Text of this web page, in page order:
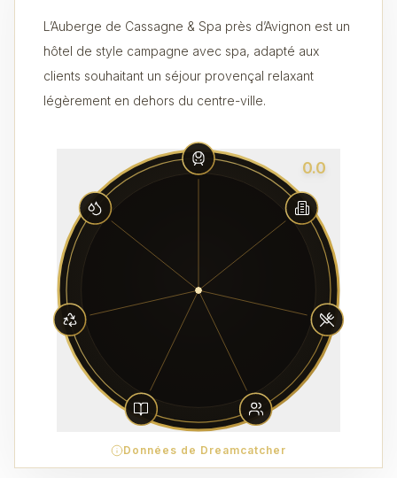
L’Auberge de Cassagne & Spa près d’Avignon est un
hôtel de style campagne avec spa, adapté aux
clients souhaitant un séjour provençal relaxant
légèrement en dehors du centre-ville.
0.0
Données de Dreamcatcher